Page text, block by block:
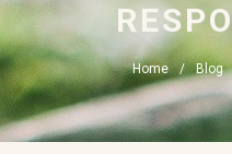
Home Blog